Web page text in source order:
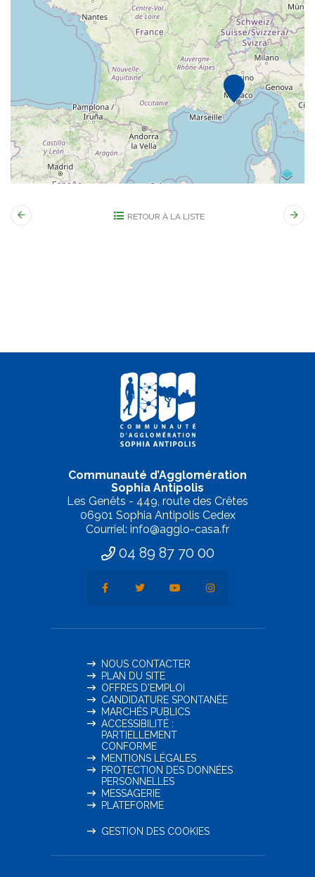
RETOUR À LA LISTE
Communauté d’Agglomération
Sophia Antipolis
Les Genêts - 449, route des Crêtes
06901 Sophia Antipolis Cedex
Courriel: info@agglo-casa.fr
04 89 87 70 00
NOUS CONTACTER
PLAN DU SITE
OFFRES D'EMPLOI
CANDIDATURE SPONTANÉE
MARCHÉS PUBLICS
ACCESSIBILITÉ :
PARTIELLEMENT
CONFORME
MENTIONS LÉGALES
PROTECTION DES DONNÉES
PERSONNELLES
MESSAGERIE
PLATEFORME
GESTION DES COOKIES